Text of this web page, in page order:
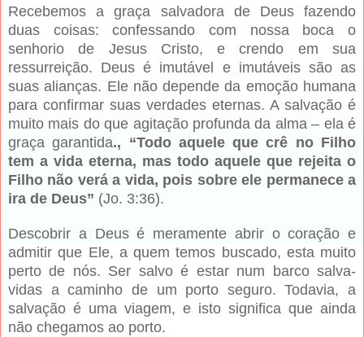
Recebemos a graça salvadora de Deus fazendo
duas coisas: confessando com nossa boca o
senhorio de Jesus Cristo, e crendo em sua
ressurreição. Deus é imutável e imutáveis são as
suas alianças. Ele não depende da emoção humana
para confirmar suas verdades eternas. A salvação é
muito mais do que agitação profunda da alma – ela é
graça garantida., “Todo aquele que crê no Filho
tem a vida eterna, mas todo aquele que rejeita o
Filho não verá a vida, pois sobre ele permanece a
ira de Deus” (Jo. 3:36).
Descobrir a Deus é meramente abrir o coração e
admitir que Ele, a quem temos buscado, esta muito
perto de nós. Ser salvo é estar num barco salva-
vidas a caminho de um porto seguro. Todavia, a
salvação é uma viagem, e isto significa que ainda
não chegamos ao porto.